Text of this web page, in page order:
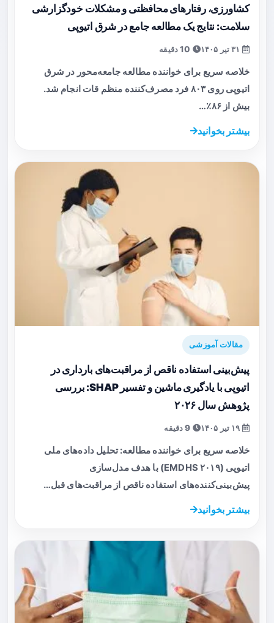
کشاورزی، رفتارهای محافظتی و مشکلات خودگزارشی
سلامت: نتایج یک مطالعه جامع در شرق اتیوپی
خلاصه سریع برای خواننده مطالعه جامعه‌محور در شرق
اتیوپی روی ۸۰۳ فرد مصرف‌کننده منظم قات انجام شد.
بیش از ۸۶٪…
بیشتر بخوانید
مقالات آموزشی
پیش‌بینی استفاده ناقص از مراقبت‌های بارداری در
اتیوپی با یادگیری ماشین و تفسیر SHAP: بررسی
پژوهش سال ۲۰۲۶
خلاصه سریع برای خواننده مطالعه: تحلیل داده‌های ملی
اتیوپی (EMDHS ۲۰۱۹) با هدف مدل‌سازی
پیش‌بینی‌کننده‌های استفاده ناقص از مراقبت‌های قبل…
بیشتر بخوانید